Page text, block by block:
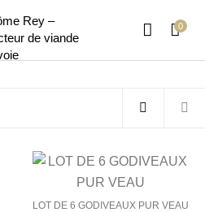
0
LOT DE 6 GODIVEAUX PUR VEAU